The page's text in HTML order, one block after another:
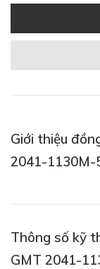
Giới thiệu
2041-1130M-
Thông số kỹ
GMT 2041-